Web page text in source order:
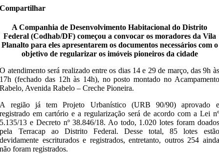
Compartilhar
A Companhia de Desenvolvimento Habitacional do Distrito
Federal (Codhab/DF) começou a convocar os moradores da Vila
Planalto para eles apresentarem os documentos necessários com o
objetivo de regularizar os imóveis pioneiros da cidade
O atendimento será realizado entre os dias 14 e 29 de março, das 9h às
17h (fechado das 12h às 14h), no posto montado no Acampamento
Rabelo, Avenida Rabelo – Creche Pioneira.
A região já tem Projeto Urbanístico (URB 90/90) aprovado e
registrado em cartório e a regularização será de acordo com a Lei nº
5.135/13 e Decreto nº 38.846/18. Ao todo, 1.020 lotes foram doados
pela Terracap ao Distrito Federal. Desse total, 85 lotes estão
devidamente escriturados e registrados, entretanto, outros 254 ainda
não foram registrados.